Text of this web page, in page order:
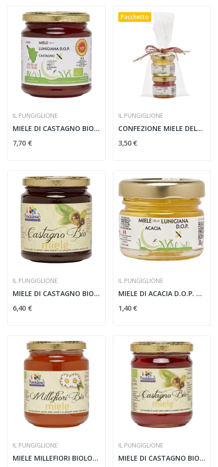
IL PUNGIGLIONE
MIELE DI CASTAGNO BIOLOGICO DOP 400g
7,70 €
Pacchetto
IL PUNGIGLIONE
CONFEZIONE MIELE DELLA LUNIGIANA DOP 2X30g
3,50 €
IL PUNGIGLIONE
MIELE DI CASTAGNO BIOLOGICO 400g
6,40 €
IL PUNGIGLIONE
MIELE DI ACACIA D.O.P. 30g
1,40 €
IL PUNGIGLIONE
MIELE MILLEFIORI BIOLOGICO 500g
IL PUNGIGLIONE
MIELE DI CASTAGNO BIOLOGICO 250g